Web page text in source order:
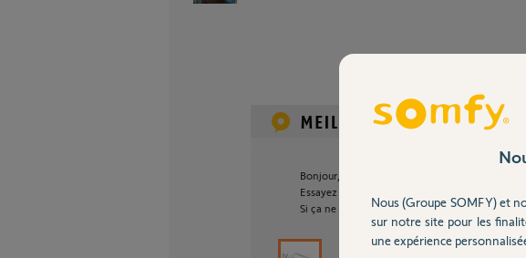
Bonjour,
Essayez un reset du capteur (appui maintenu
Si ça ne marche pas = SAV.Nous (Groupe SOMFY) et
sur notre site pour les
une expérience